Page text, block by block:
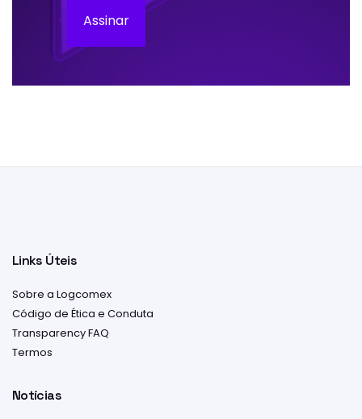
Assinar
Links Úteis
Sobre a Logcomex
Código de Ética e Conduta
Transparency FAQ
Termos
Notícias